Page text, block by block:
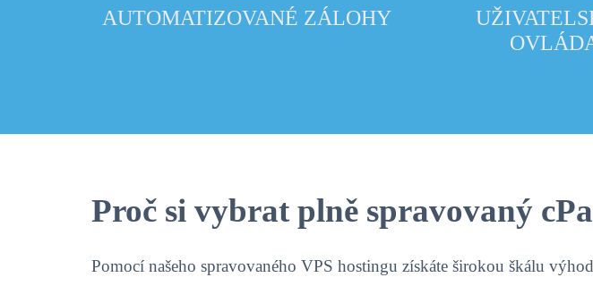
AUTOMATIZOVANÉ ZÁLOHY
Proč si vybratplně spravovaný
Pomocí našeho spravovaného VPS hostingu získáte širokou škálu